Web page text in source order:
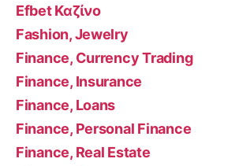
Efbet Καζίνο
Fashion, Jewelry
Finance, Currency Trading
Finance, Insurance
Finance, Loans
Finance, Personal Finance
Finance, Real Estate